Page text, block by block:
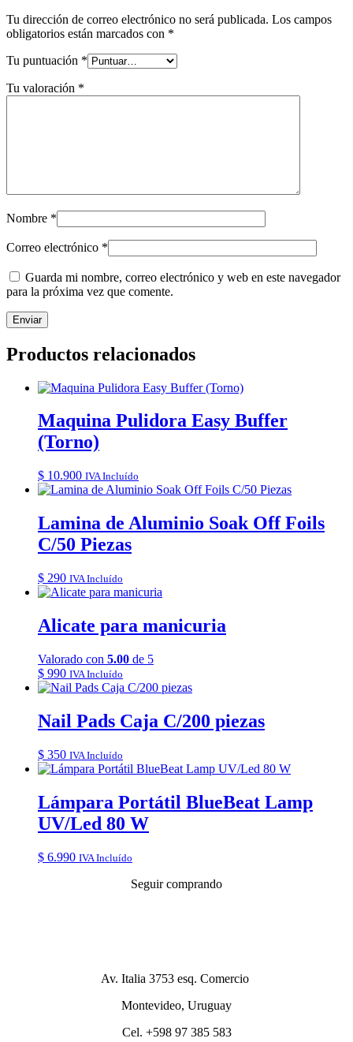
Tu dirección de correo electrónico no será publicada. Los campos
obligatorios están marcados con *
Tu puntuación *
Tu valoración *
Nombre *
Correo electrónico *
Guarda mi nombre, correo electrónico y web en este navegador
para la próxima vez que comente.
Productos relacionados
Maquina Pulidora Easy Buffer
(Torno)
$ 10.900 IVA Incluído
Lamina de Aluminio Soak Off Foils
C/50 Piezas
$ 290 IVA Incluído
Alicate para manicuria
Valorado con 5.00 de 5
$ 990 IVA Incluído
Nail Pads Caja C/200 piezas
$ 350 IVA Incluído
Lámpara Portátil BlueBeat Lamp
UV/Led 80 W
$ 6.990 IVA Incluído
Seguir comprando
Av. Italia 3753 esq. Comercio
Montevideo, Uruguay
Cel. +598 97 385 583